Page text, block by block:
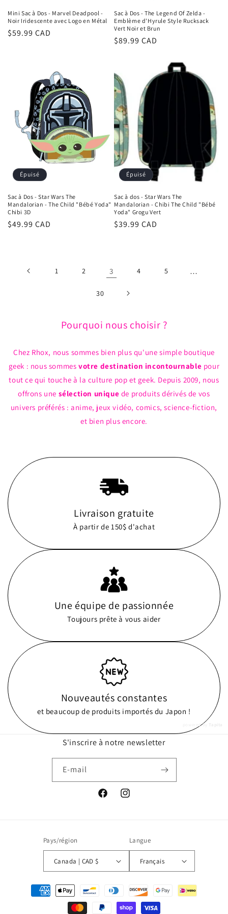
Mini Sac à Dos - Marvel Deadpool -
Noir Iridescente avec Logo en Métal
Prix
$59.99 CAD
Sac à Dos - The Legend Of Zelda -
Emblème d'Hyrule Style Rucksack
Vert Noir et Brun
Prix
$89.99 CAD
Épuisé
Sac à Dos - Star Wars The
Mandalorian - The Child "Bébé Yoda"
Chibi 3D
Prix
$49.99 CAD
Épuisé
Sac à dos - Star Wars The
Mandalorian - Chibi The Child "Bébé
Yoda" Grogu Vert
Prix
$39.99 CAD
1 2 3 4 5 …
30
Pourquoi nous choisir ?
Chez Rhox, nous sommes bien plus qu'une simple boutique
geek : nous sommesvotre destination incontournable pour
tout ce qui touche à la culture pop et geek. Depuis 2009, nous
offrons une sélection unique de produits dérivés de vos
univers préférés : anime, jeux vidéo, comics, science-fiction,
et bien plus encore.
Livraison gratuite
À partir de 150$ d'achat
Une équipe de passionnée
Toujours prête à vous aider
Nouveautés constantes
et beaucoup de produits importés du Japon !
powered by
S'inscrire à notre newsletter
E-mail
FacebookInstagram
Pays/région
Canada | CAD $
Langue
Français
Moyens